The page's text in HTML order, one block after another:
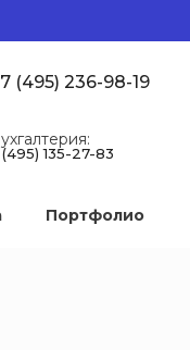
Портфолио
(495) 236-98-19
135-27-83